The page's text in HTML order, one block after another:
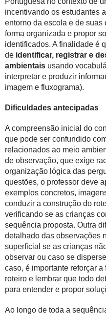
incentivando os estudantes
entorno da escola e de suas
forma organizada e propor
identificados. A finalidade é
de identificar, registrar e
ambientais usando
interpretar e produzir
imagem e fluxograma).
Dificuldades antecipadas
A compreensão inicial do
que pode ser confundido
relacionados ao meio
de observação, que exige
organização lógica das
questões, o professor deve
exemplos concretos,
conduzir a construção do
verificando se as crianças
sequência proposta. Outra
detalhado das observações
superficial se as crianças
observar ou caso se
caso, é importante reforçar
roteiro e lembrar que todo
para entender e propor
Ao longo de toda a